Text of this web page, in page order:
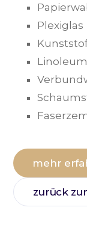
Plexiglas
Linoleum
mehr
zurück